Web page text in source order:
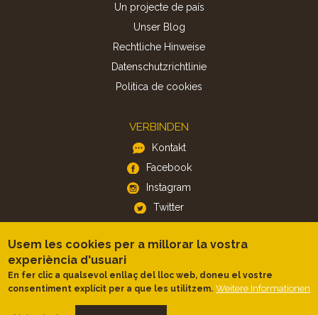
Un projecte de país
Unser Blog
Rechtliche Hinweise
Datenschutzrichtlinie
Politica de cookies
VERBINDEN
Kontakt
Facebook
Instagram
Twitter
APP
Android
Usem les cookies per a millorar la vostra
experiència d'usuari
En fer clic a qualsevol enllaç del lloc web, doneu el vostre
consentiment explícit per a que les utilitzem. Weitere Informationen